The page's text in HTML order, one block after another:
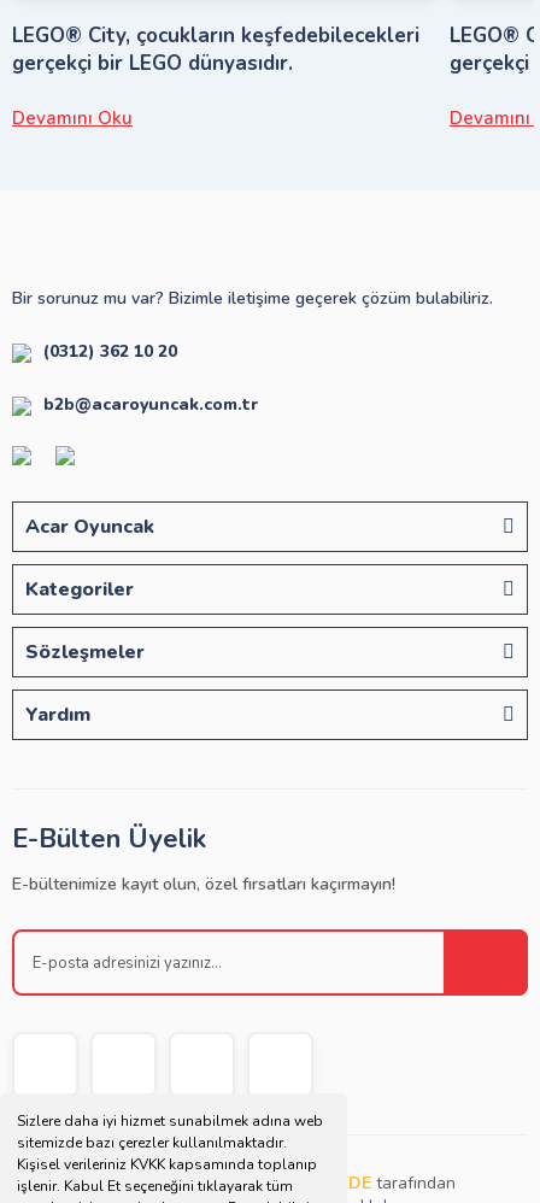
Sizlere daha iyi hizmet sunabilmek adına web
sitemizde bazı çerezler kullanılmaktadır.
Kişisel verileriniz KVKK kapsamında toplanıp
işlenir. Kabul Et seçeneğini tıklayarak tüm
LEGO® City, çocukların keşfedebilecekleri
gerçekçi bir LEGO dünyasıdır.
Devamını Oku
LEGO®
gerçekçi
Devamını
Bir sorunuz mu var? Bizimle iletişime geçerek çözüm bulabiliriz.
(0312) 362 10 20
b2b@acaroyuncak.com.tr
Acar Oyuncak
Kategoriler
Sözleşmeler
Yardım
E-Bülten Üyelik
E-bültenimize kayıt olun, özel fırsatları kaçırmayın!
Copyright © 2021 | Bu websitesiMüjdat DEDE tarafından